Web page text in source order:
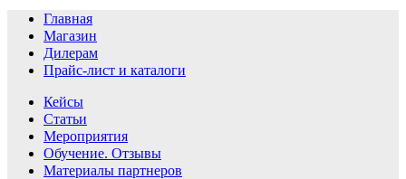
Главная
Магазин
Дилерам
Прайс-лист и каталоги
Кейсы
Статьи
Мероприятия
Обучение. Отзывы
Материалы партнеров